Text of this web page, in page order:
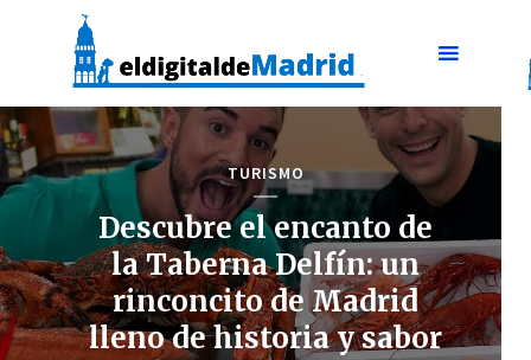
TURISMO
Descubre el encanto de
la Taberna Delfín: un
rinconcito de Madrid
lleno de historia y sabor